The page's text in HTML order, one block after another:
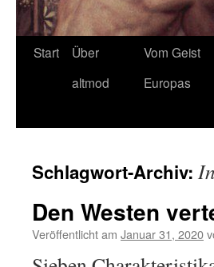
Start
Über
altmod
Vom Geist
Europas
Schlagwort-Archiv:
Den Westen
Veröffentlicht am Januar 31, 2020